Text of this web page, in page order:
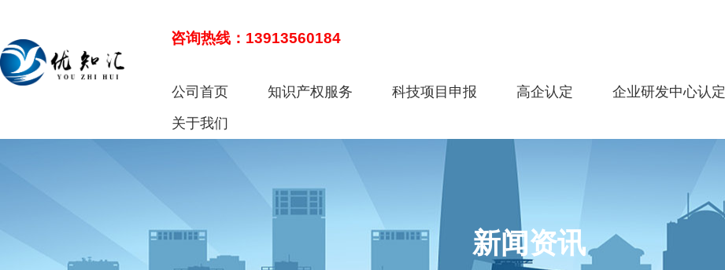
咨询热线：13913560184
公司首页 知识产权服务 科技项目申报 高企认定 企业研发中心认定
关于我们
新闻资讯